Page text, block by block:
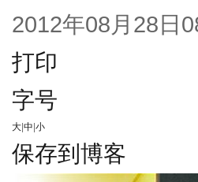
2012年08月28日
打印
字号
大 中 小
保存到博客